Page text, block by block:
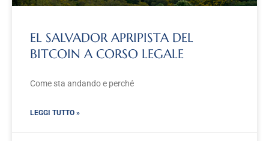
EL SALVADOR APRIPISTA DEL
BITCOIN A CORSO LEGALE
Come sta andando e perché
LEGGI TUTTO »